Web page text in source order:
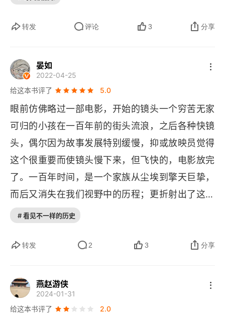
第二十章 宋家遗产
致谢
译后记
真的是不义之师，该当其忘，有时候读的是义愤填
转发 评论 3 分享
晏如
2022-04-25
给这本书评了
5.0
眼前仿佛略过一部电影，开始的镜头一个穷苦无家
可归的小孩在一百年前的街头流浪，之后各种快镜
头，偶尔因为故事发展特别缓慢，抑或放映员觉得
这个很重要而使镜头慢下来，但飞快的，电影放完
了。一百年时间，是一个家族从尘埃到擎天巨挚，
而后又消失在我们视野中的历程；更折射出了这个
国家从屈辱、抗争、顽强、努力、牺牲，一路走向
索，不是因为历史发生了什么，而是告诉我们某些
很长，对历史来说很短，但确实创造了很多我们意
想不到，给与我们无限可能。宋查理，准确说是韩
# 看见不一样的历史
转发 2 3 分享
燕赵游侠
2024-01-31
给这本书评了
2.0